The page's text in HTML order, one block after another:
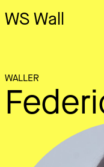
WS Wall
WALLER